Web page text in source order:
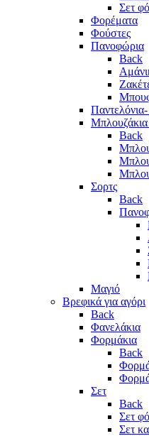
Σετ
Φορέματα
Φούστες
Πανοφώρια
Back
Μπλουζάκια
Back
Σορτς
Back
Μαγιό
Βρεφικά για αγόρι
Back
Φανελάκια
Φορμάκια
Back
Σετ
Back
Σετ
Σετ